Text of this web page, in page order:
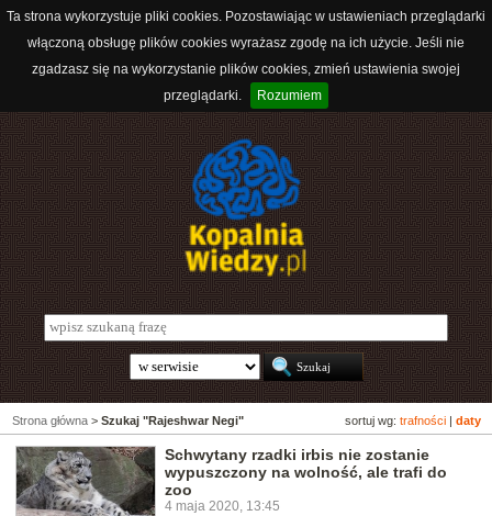
Ta strona wykorzystuje pliki cookies. Pozostawiając w ustawieniach przeglądarki
włączoną obsługę plików cookies wyrażasz zgodę na ich użycie. Jeśli nie
zgadzasz się na wykorzystanie plików cookies, zmień ustawienia swojej
przeglądarki.
Rozumiem
sortuj wg: trafności daty
Strona główna > Szukaj "Rajeshwar Negi"
Schwytany rzadki irbis nie zostanie
wypuszczony na wolność, ale trafi do
zoo
4 maja 2020, 13:45